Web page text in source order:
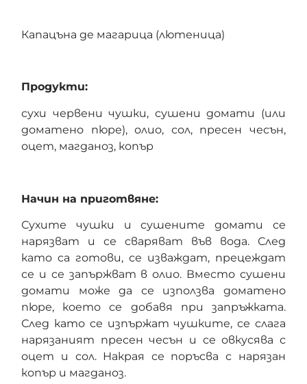
Капацъна де магарица (лютеница)
Продукти:
сухи червени чушки, сушени домати (или
доматено пюре), олио, сол, пресен чесън,
оцет, магданоз, копър
Начин на приготвяне:
Сухите чушки и сушените домати се
нарязват и се сваряват във вода. След
като са готови, се изваждат, прецеждат
се и се запържват в олио. Вместо сушени
домати може да се използва доматено
пюре, което се добавя при запръжката.
След като се изпържат чушките, се слага
нарязаният пресен чесън и се овкусява с
оцет и сол. Накрая се поръсва с нарязан
копър и магданоз.